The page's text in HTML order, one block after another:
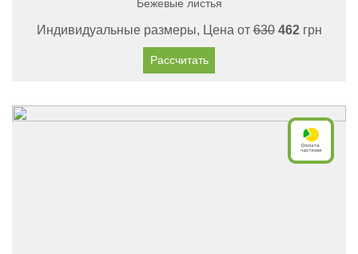
Бежевые листья
Индивидуальные размеры, Цена от630 462грн
Рассчитать